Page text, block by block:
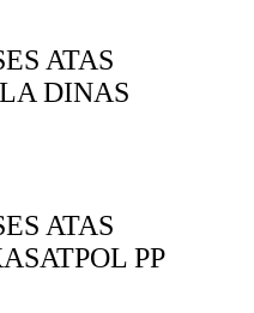
ATAS
DINAS
ATAS
PP